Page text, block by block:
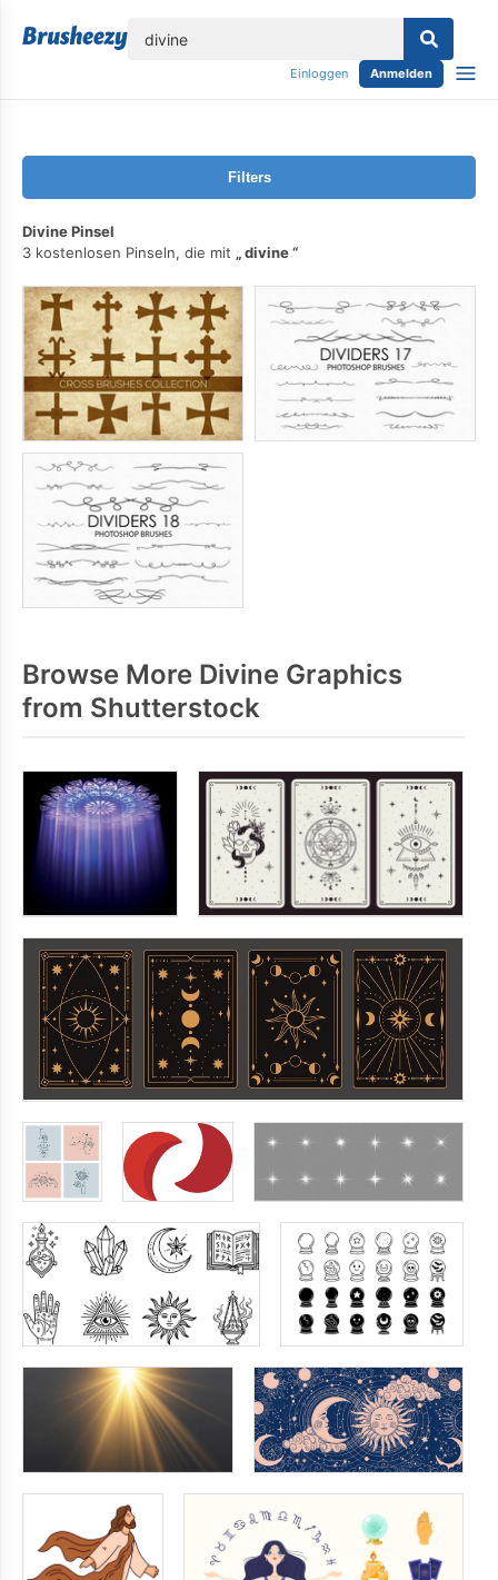
Einloggen Anmelden
Filters
Divine Pinsel
3 kostenlosen Pinseln, die mit
divine
Browse More Divine Graphics
from Shutterstock